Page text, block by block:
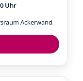
Uhr
Ackerwand